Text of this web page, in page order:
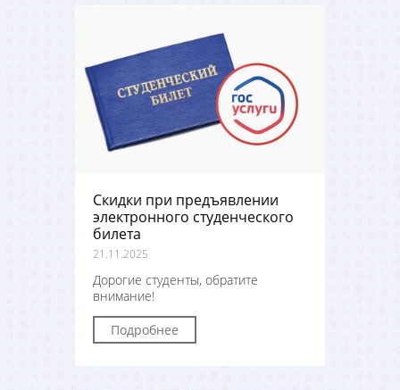
Скидки при предъявлении
электронного студенческого
билета
21.11.2025
Дорогие студенты, обратите
внимание!
Подробнее